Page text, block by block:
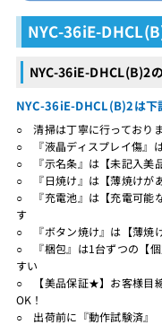
NYC-36iE-
NYC-36iE-DHCL(B)2
NYC-36iE-DHCL(B)2は下
○ 清掃は丁寧に行っており
○ 『液晶ディスプレイ傷』
○ 『示名条』は【未記入美
○ 『日焼け』は【薄焼けがあ
○ 『充電池』は【充電可能
す
○ 『ボタン焼け』は【薄焼
○ 『梱包』は1台ずつの【個
すい
○ 【美品保証★】お客様目
OK！
○ 出荷前に『動作試験済』